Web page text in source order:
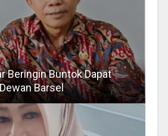
Beringin Buntok Dapat
Barsel